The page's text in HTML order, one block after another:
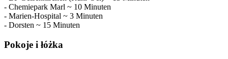
- Chemiepark Marl ~ 10 Minuten
- Marien-Hospital ~ 3 Minuten
- Dorsten ~ 15 Minuten
Pokoje i łóżka